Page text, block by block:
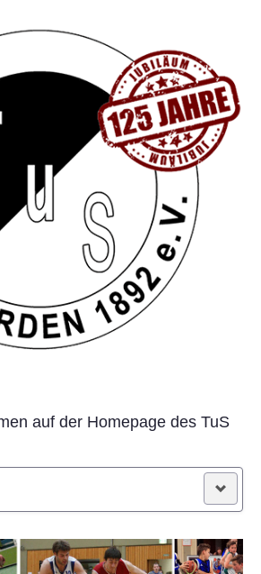
auf der Homepage des TuS